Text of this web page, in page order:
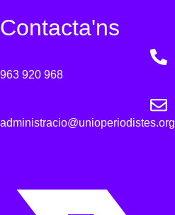
Contacta'ns
963 920 968
administracio@unioperiodistes.org